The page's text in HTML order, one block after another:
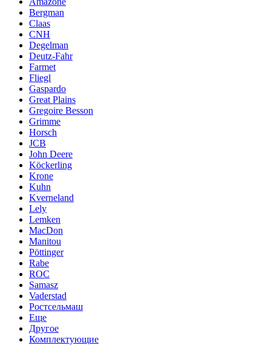
Bergman
Claas
CNH
Degelman
Deutz-Fahr
Farmet
Fliegl
Gaspardo
Great Plains
Gregoire Besson
Grimme
Horsch
JCB
John Deere
Köckerling
Krone
Kuhn
Kverneland
Lely
Lemken
MacDon
Manitou
Pöttinger
Rabe
ROC
Samasz
Vaderstad
Ростсельмаш
Еще
Другое
Комплектующие